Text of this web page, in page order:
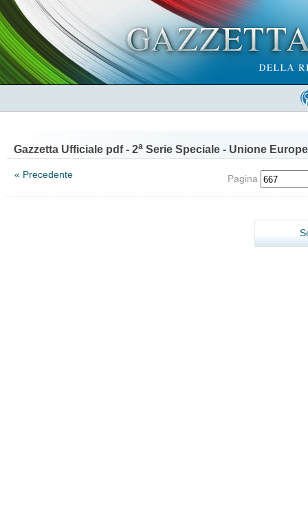
Gazzetta Ufficiale pdf - 2a Serie Speciale - Unione
« Precedente Pagina